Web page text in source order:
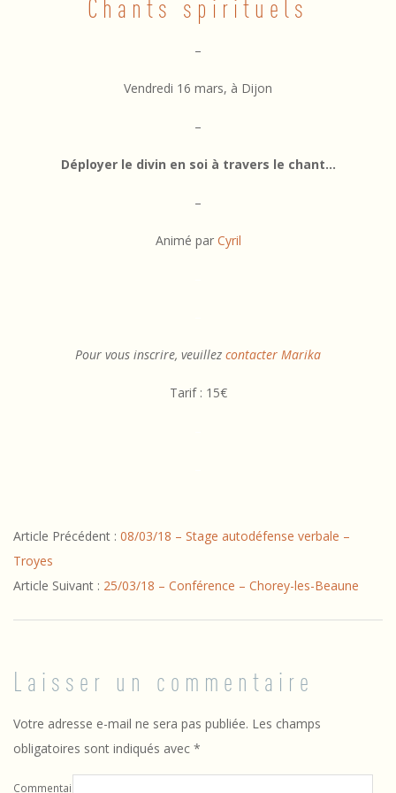
i
r
i
t
u
e
l
s
Chants spirituels
–
Vendredi 16 mars, à Dijon
–
Déployer le divin en soi à travers le chant…
–
Animé par Cyril
Pour vous inscrire, veuillez contacter Marika
Tarif : 15€
03-
16
Article Précédent : 08/03/18 – Stage autodéfense verbale –
Troyes
Article Suivant : 25/03/18 – Conférence – Chorey-les-Beaune
Laisser un commentaire
Votre adresse e-mail ne sera pas publiée. Les champs
obligatoires sont indiqués avec *
Commentaire